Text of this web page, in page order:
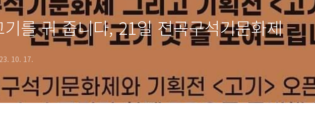
기를 궈 줍니다, 21일 전곡구석기문화제
10. 17.